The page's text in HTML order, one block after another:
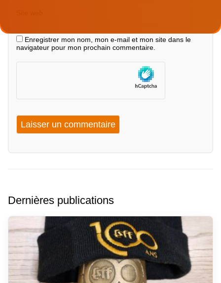
Enregistrer mon nom, mon e-mail et mon site dans le
navigateur pour mon prochain commentaire.
Dernières publications